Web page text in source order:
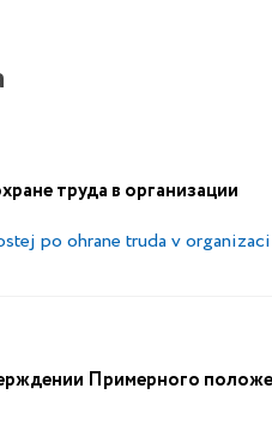
труда в организации
po ohrane truda v
Примерного